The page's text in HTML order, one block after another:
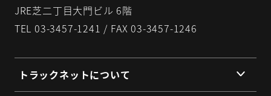
JRE芝二丁目大門ビル 6階
TEL 03-3457-1241 / FAX 03-3457-1246
トラックネットについて